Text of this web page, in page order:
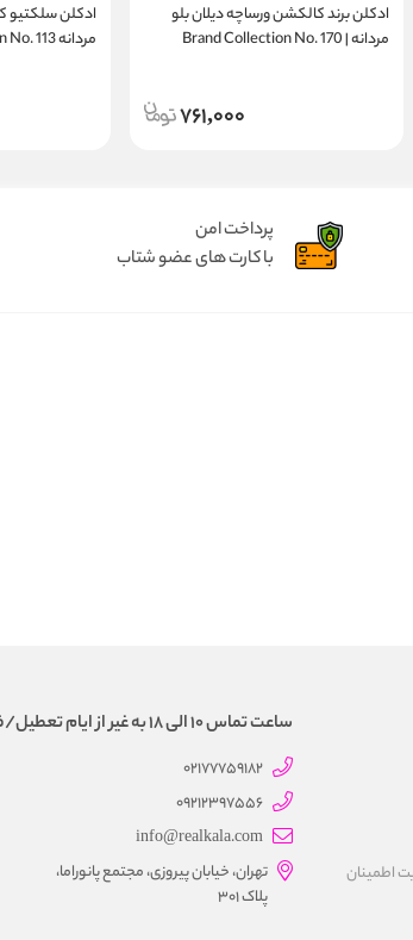
ادکلن برند کالکشن ورساچه دیلان بلو
مردانه | Brand Collection No. 170
761,000
مردانه Selective Collection No. 113
پرداخت امن
با کارت های عضو شتاب
اطمينان
ساعت تماس 10 الی 18 به غیر از ایام تعطیل/فروش و تحویل حضوری نداریم
02177759182
09212397556
info@realkala.com
تهران، خیابان پیروزی، مجتمع پانوراما،
پلاک 301